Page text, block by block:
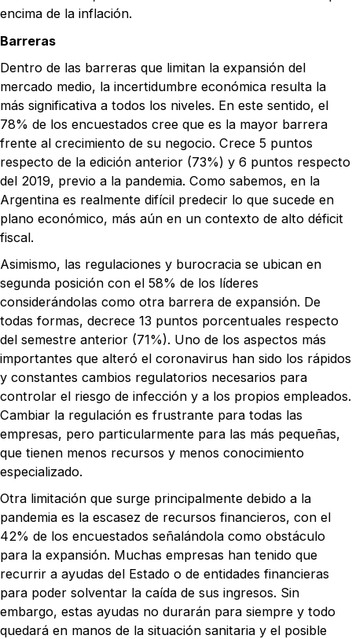
encima de la inflación.
Barreras
Dentro de las barreras que limitan la expansión del
mercado medio, la incertidumbre económica resulta la
más significativa a todos los niveles. En este sentido, el
78% de los encuestados cree que es la mayor barrera
frente al crecimiento de su negocio. Crece 5 puntos
respecto de la edición anterior (73%) y 6 puntos respecto
del 2019, previo a la pandemia. Como sabemos, en la
Argentina es realmente difícil predecir lo que sucede en
plano económico, más aún en un contexto de alto déficit
fiscal.
Asimismo, las regulaciones y burocracia se ubican en
segunda posición con el 58% de los líderes
considerándolas como otra barrera de expansión. De
todas formas, decrece 13 puntos porcentuales respecto
del semestre anterior (71%). Uno de los aspectos más
importantes que alteró el coronavirus han sido los rápidos
y constantes cambios regulatorios necesarios para
controlar el riesgo de infección y a los propios empleados.
Cambiar la regulación es frustrante para todas las
empresas, pero particularmente para las más pequeñas,
que tienen menos recursos y menos conocimiento
especializado.
Otra limitación que surge principalmente debido a la
pandemia es la escasez de recursos financieros, con el
42% de los encuestados señalándola como obstáculo
para la expansión. Muchas empresas han tenido que
recurrir a ayudas del Estado o de entidades financieras
para poder solventar la caída de sus ingresos. Sin
embargo, estas ayudas no durarán para siempre y todo
quedará en manos de la situación sanitaria y el posible